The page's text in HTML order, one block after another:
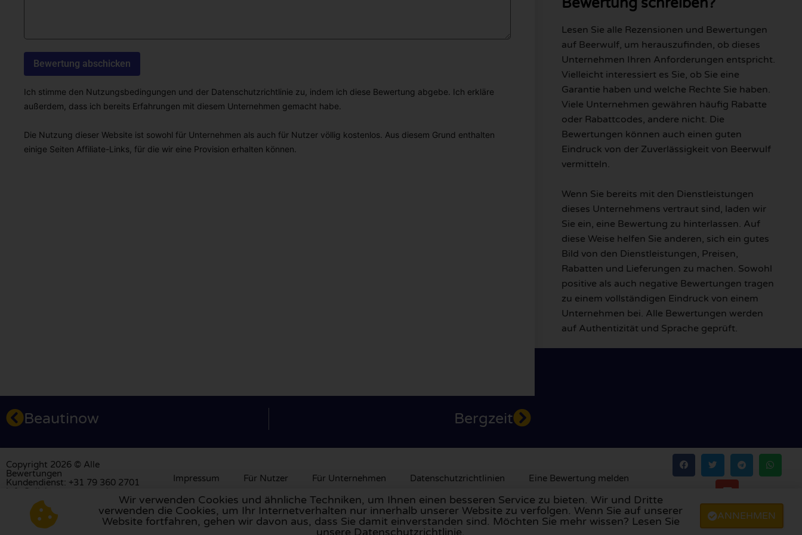
Ich stimme den Nutzungsbedingungen und der Datenschutzrichtlinie zu, indem ich diese Bewertung abgebe. Ich erkläre
außerdem, dass ich bereits Erfahrungen mit diesem Unternehmen gemacht habe.
Die Nutzung dieser Website ist sowohl für Unternehmen als auch für Nutzer völlig kostenlos. Aus diesem Grund enthalten
einige Seiten Affiliate-Links, für die wir eine Provision erhalten können.
Lesen Sie alle Rezensionen und Bewertungen
auf Beerwulf, um herauszufinden, ob dieses
Unternehmen Ihren Anforderungen entspricht.
Vielleicht interessiert es Sie, ob Sie eine
Garantie haben und welche Rechte Sie haben.
Viele Unternehmen gewähren häufig Rabatte
oder Rabattcodes, andere nicht. Die
Bewertungen können auch einen guten
Eindruck von der Zuverlässigkeit von Beerwulf
vermitteln.
Wenn Sie bereits mit den Dienstleistungen
dieses Unternehmens vertraut sind, laden wir
Sie ein, eine Bewertung zu hinterlassen. Auf
diese Weise helfen Sie anderen, sich ein gutes
Bild von den Dienstleistungen, Preisen,
Rabatten und Lieferungen zu machen. Sowohl
positive als auch negative Bewertungen tragen
zu einem vollständigen Eindruck von einem
Unternehmen bei. Alle Bewertungen werden
auf Authentizität und Sprache geprüft.
Beautinow Bergzeit
Copyright 2026 © Alle
Bewertungen
Kundendienst: +31 79 360 2701
info@allebewertungen.de
Impressum Für Nutzer Für Unternehmen Datenschutzrichtlinien Eine Bewertung melden
Besuchen Sie unsere Bewertungsplattform inGroßbritannien ,Frankreich, denNiederlanden,Belgien,Spanien,Italien,Portugal ,Polen,Dänemark,FinnlandundSchweden
Wir verwenden Cookies und ähnliche Techniken, um Ihnen einen besseren Service zu bieten. Wir und Dritte
verwenden die Cookies, um Ihr Internetverhalten nur innerhalb unserer Website zu verfolgen. Wenn Sie auf unserer
Website fortfahren, gehen wir davon aus, dass Sie damit einverstanden sind. Möchten Sie mehr wissen? Lesen Sie
unsere Datenschutzrichtlinie.
ANNEHMEN